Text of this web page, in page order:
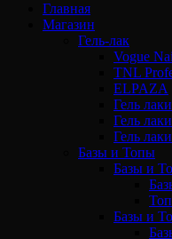
Главная
Магазин
Гель-лак
Vogue
TNL
ELPAZA
Гель
Гель
Гель
Базы и Топы
Базы и
Базы и